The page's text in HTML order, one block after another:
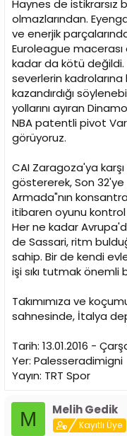
Haynes de istikrarsız
olmazlarından.
ve enerjik
Euroleague
kadar da kötü değildi.
severlerin
kazandırdığı
yollarını ayıran
NBA patentli pivot
görüyoruz.
CAI Zaragoza'ya
göstererek, Son
Armada"nın
itibaren oyunu
Her ne kadar
de Sassari, ritm
sahip. Bir de kendi
işi sıkı tutmak önemli
Takımımıza ve
sahnesinde, İtalya
Tarih: 13.01.2016 -
Yer: Palesseradimigni
Yayın: TRT Spor
M Melih Gedik
Kayıtlı Üye